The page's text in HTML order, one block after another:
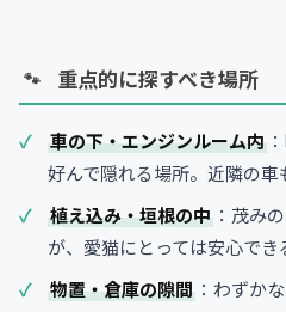
重点的に探すべき場所
車の下・エンジンルーム内
好んで隠れる場所。近隣の車
植え込み・垣根の中 ：茂み
が、愛猫にとっては安心でき
物置・倉庫の隙間 ：わずか